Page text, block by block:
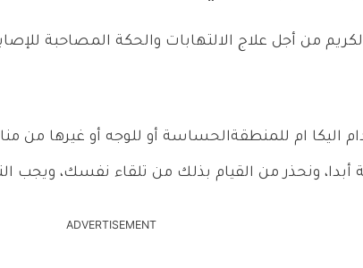
من أجل علاج الالتهابات والحكة المصاحبة
اليكا ام للمنطقةالحساسة أو للوجه أو غيرها من
ونحذر من القيام بذلك من تلقاء نفسك، ويجب
ADVERTISEMENT